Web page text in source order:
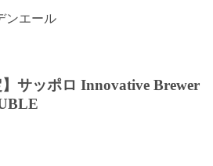
ンエール
】サッポロ Innovative Brewer